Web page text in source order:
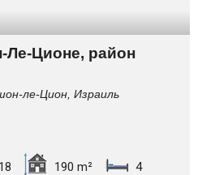
Ле-Ционе, район
ле-Цион, Израиль
190 m² 4